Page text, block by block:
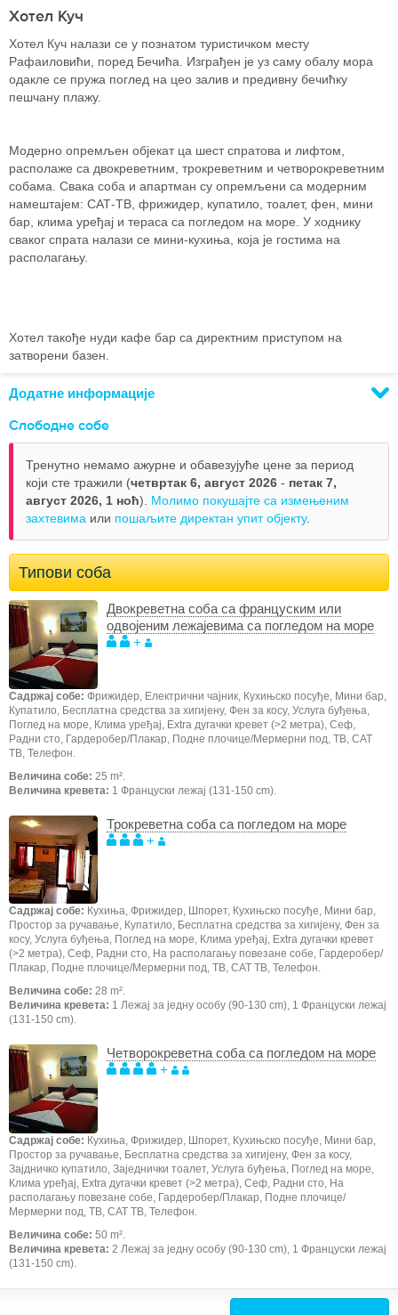
Хотел Куч
Хотел Куч налази се у познатом туристичком месту
Рафаиловићи, поред Бечића. Изграђен је уз саму обалу мора
одакле се пружа поглед на цео залив и предивну бечићку
пешчану плажу.
Модерно опремљен објекат ца шест спратова и лифтом,
располаже са двокреветним, трокреветним и четворокреветним
собама. Свака соба и апартман су опремљени са модерним
намештајем: САТ-ТВ, фрижидер, купатило, тоалет, фен, мини
бар, клима уређај и тераса са погледом на море. У ходнику
сваког спрата налази се мини-кухиња, која је гостима на
располагању.
Хотел такође нуди кафе бар са директним приступом на
затворени базен.
Додатне информације
Слободне собе
Тренутно немамо ажурне и обавезујуће цене за период
који сте тражили (четвртак 6, август 2026 - петак 7,
август 2026, 1 ноћ). Молимо покушајте са измењеним
захтевима или пошаљите директан упит објекту.
Типови соба
Двокреветна соба са француским или
одвојеним лежајевима са погледом на море
+
Садржај собе: Фрижидер, Електрични чајник, Кухињско посуђе, Мини бар,
Купатило, Бесплатна средства за хигијену, Фен за косу, Услуга буђења,
Поглед на море, Клима уређај, Extra дугачки кревет (>2 метра), Сеф,
Радни сто, Гардеробер/Плакар, Подне плочице/Мермерни под, ТВ, САТ
ТВ, Телефон.
Величина собе: 25 m².
Величина кревета: 1 Француски лежај (131-150 cm).
Трокреветна соба са погледом на море
+
Садржај собе: Кухиња, Фрижидер, Шпорет, Кухињско посуђе, Мини бар,
Простор за ручавање, Купатило, Бесплатна средства за хигијену, Фен за
косу, Услуга буђења, Поглед на море, Клима уређај, Extra дугачки кревет
(>2 метра), Сеф, Радни сто, На располагању повезане собе, Гардеробер/
Плакар, Подне плочице/Мермерни под, ТВ, САТ ТВ, Телефон.
Величина собе: 28 m².
Величина кревета: 1 Лежај за једну особу (90-130 cm), 1 Француски лежај
(131-150 cm).
Четворокреветна соба са погледом на море
+
Садржај собе: Кухиња, Фрижидер, Шпорет, Кухињско посуђе, Мини бар,
Простор за ручавање, Бесплатна средства за хигијену, Фен за косу,
Зајдничко купатило, Заједнички тоалет, Услуга буђења, Поглед на море,
Клима уређај, Extra дугачки кревет (>2 метра), Сеф, Радни сто, На
располагању повезане собе, Гардеробер/Плакар, Подне плочице/
Мермерни под, ТВ, САТ ТВ, Телефон.
Величина собе: 50 m².
Величина кревета: 2 Лежај за једну особу (90-130 cm), 1 Француски лежај
(131-150 cm).